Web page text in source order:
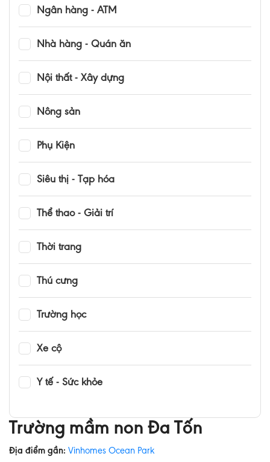
Ngân hàng - ATM
Nhà hàng - Quán ăn
Nội thất - Xây dựng
Nông sản
Phụ Kiện
Siêu thị - Tạp hóa
Thể thao - Giải trí
Thời trang
Thú cưng
Trường học
Xe cộ
Y tế - Sức khỏe
Trường mầm non Đa Tốn
Địa điểm gần: Vinhomes Ocean Park